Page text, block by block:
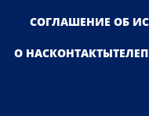
СОГЛАШЕНИЕ ОБ
О НАСКОНТАКТЫ